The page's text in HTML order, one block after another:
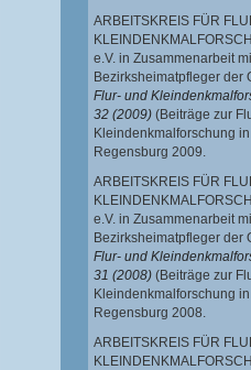
ARBEITSKREIS FÜR
e.V. in Zusammenarbeit
Bezirksheimatpfleger der
Flur- und
32 (2009) (Beiträge zur
Kleindenkmalforschung
Regensburg 2009.
ARBEITSKREIS FÜR
e.V. in Zusammenarbeit
Bezirksheimatpfleger der
Flur- und
31 (2008) (Beiträge zur
Kleindenkmalforschung
Regensburg 2008.
ARBEITSKREIS FÜR